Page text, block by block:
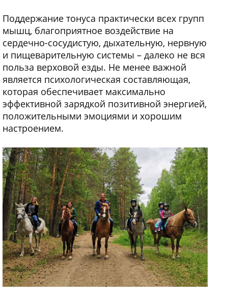
Поддержание тонуса практически всех групп
мышц, благоприятное воздействие на
сердечно-сосудистую, дыхательную, нервную
и пищеварительную системы – далеко не вся
польза верховой езды. Не менее важной
является психологическая составляющая,
которая обеспечивает максимально
эффективной зарядкой позитивной энергией,
положительными эмоциями и хорошим
настроением.